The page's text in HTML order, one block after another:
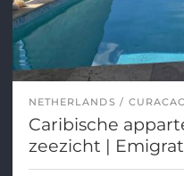
NETHERLANDS
Caribische
zeezicht |